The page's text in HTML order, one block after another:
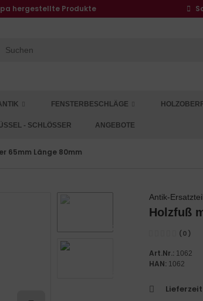
hergestellte Produkte
FENSTERBESCHLÄGE
- SCHLÖSSER ANGEBOTE
65mm Länge 80mm
Antik-
Holzfuß
(0)
Art.Nr.: 1062
HAN: 1062